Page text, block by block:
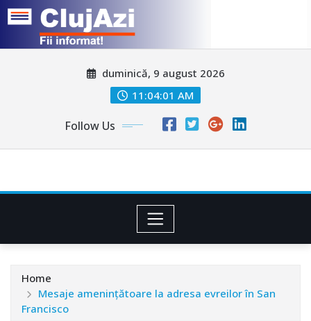
duminică, 9 august 2026
11:04:04 AM
Follow Us
Home
Mesaje amenințătoare la adresa evreilor în San
Francisco